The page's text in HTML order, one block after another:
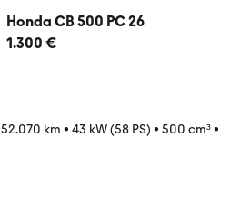
Honda CB 500 PC 26
1.300 €
52.070 km • 43 kW (58 PS) • 500 cm³•